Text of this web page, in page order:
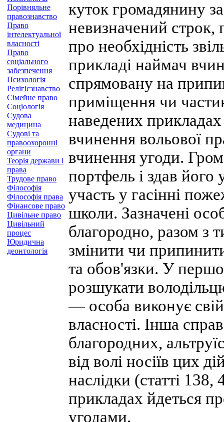
Порівняльне
правознавство
Право
інтелектуальної
власності
Право
соціального
забезпечення
Психологія
Релігієзнавство
Сімейне право
Соціологія
Судова
медицина
Судові та
правоохоронні
органи
Теорія держави і
права
Трудове право
Філософія
Філософія права
Фінансове право
Цивільне право
Цивільний
процес
Юридична
деонтологія
куток громадянину
невизначений строк,
про необхідність
прикладі наймач
спрямовану на
приміщення чи
наведених
вчинення вольової
вчинення угоди.
портфель і здав його
участь у гасінні
школи. Зазначені
благородно, разом з
змінити чи
та обов'язки. У
розшукати
— особа виконує
власності. Інша
благородних,
від волі носіїв цих
наслідки (статті
прикладах йдеться
угодами.